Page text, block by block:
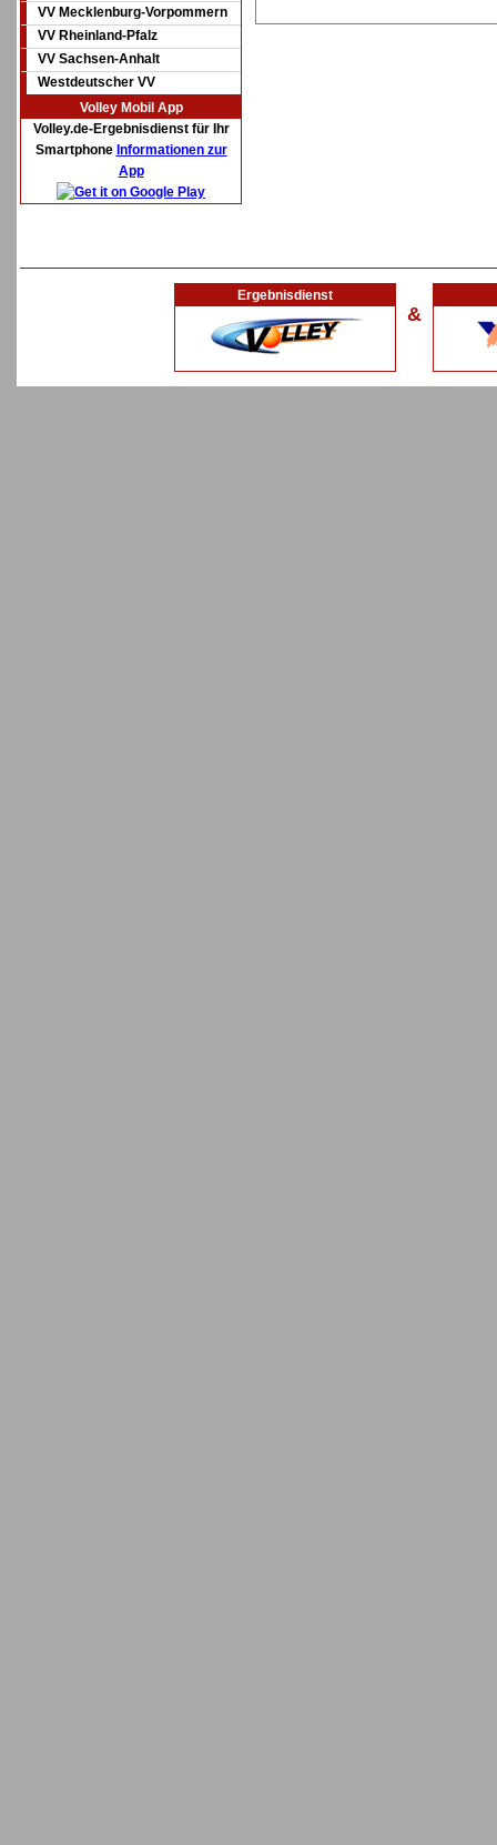
VV Mecklenburg-Vorpommern
VV Rheinland-Pfalz
VV Sachsen-Anhalt
Westdeutscher VV
Volley Mobil App
Volley.de-Ergebnisdienst für Ihr
Smartphone Informationen zur
App
Ergebnisdienst
&